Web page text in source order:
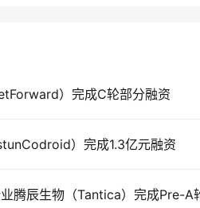
）完成C轮部分融资
）完成1.3亿元融资